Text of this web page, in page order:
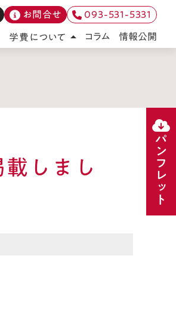
しまし パンフレット
お問合せ
093-531-5331
学費について arrow_drop_up コラム 情報公開